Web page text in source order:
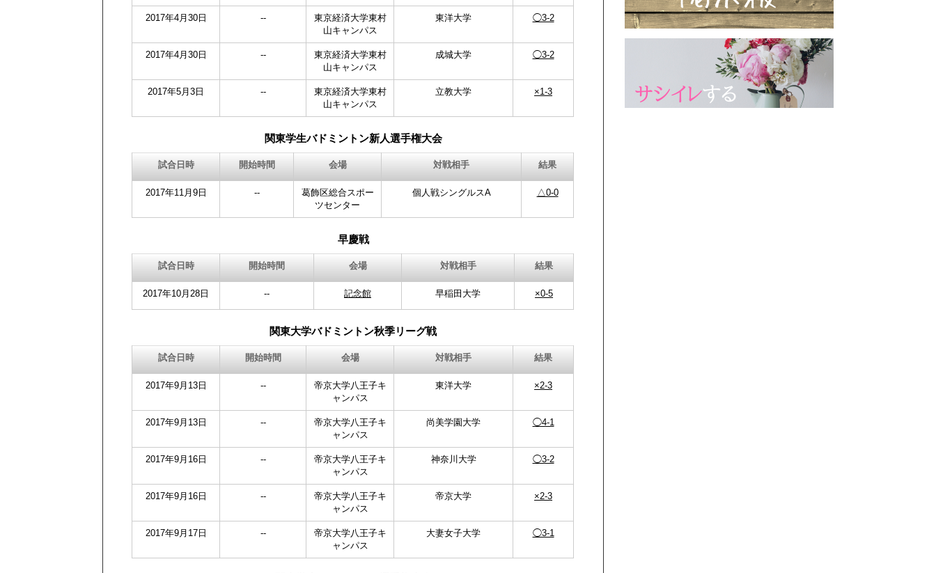
2017年4月30日 --
東京経済大学東村
山キャンパス
東洋大学 ◯3-2
2017年4月30日 --
東京経済大学東村
山キャンパス
成城大学 ◯3-2
2017年5月3日 --
東京経済大学東村
山キャンパス
立教大学 ×1-3
関東学生バドミントン新人選手権大会
試合日時 開始時間 会場 対戦相手 結果
2017年11月9日 --
葛飾区総合スポー
ツセンター
個人戦シングルスA △0-0
早慶戦
試合日時 開始時間 会場 対戦相手 結果
2017年10月28日 -- 記念館 早稲田大学 ×0-5
関東大学バドミントン秋季リーグ戦
試合日時 開始時間 会場 対戦相手 結果
2017年9月13日 --
帝京大学八王子キ
ャンパス
東洋大学 ×2-3
2017年9月13日 --
帝京大学八王子キ
ャンパス
尚美学園大学 ◯4-1
2017年9月16日 --
帝京大学八王子キ
ャンパス
神奈川大学 ◯3-2
2017年9月16日 --
帝京大学八王子キ
ャンパス
帝京大学 ×2-3
2017年9月17日 --
帝京大学八王子キ
ャンパス
大妻女子大学 ◯3-1